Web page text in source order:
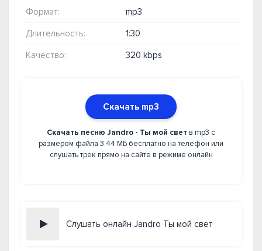
Формат: mp3
Длительность: 1:30
Качество: 320 kbps
Скачать mp3
Скачать песню Jandro - Ты мой свет в mp3 с
размером файла 3.44 МБ бесплатно на телефон или
слушать трек прямо на сайте в режиме онлайн
Слушать онлайн Jandro Ты мой свет